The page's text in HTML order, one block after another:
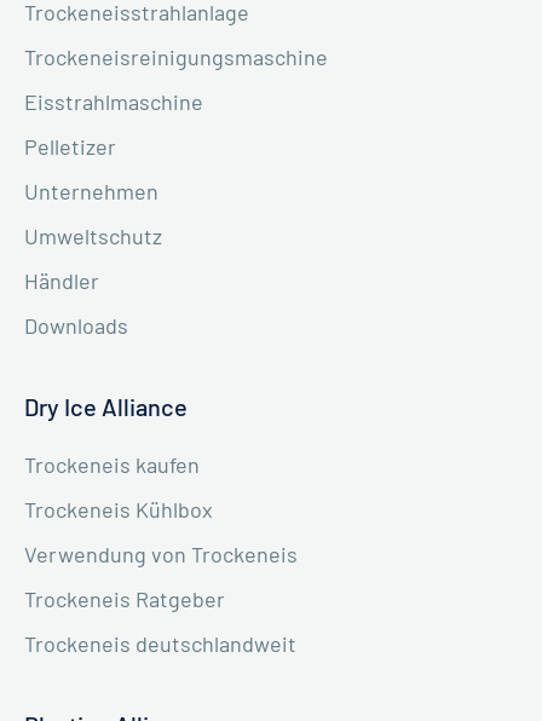
Trockeneisstrahlanlage
Trockeneisreinigungsmaschine
Eisstrahlmaschine
Pelletizer
Unternehmen
Umweltschutz
Händler
Downloads
Dry Ice Alliance
Trockeneis kaufen
Trockeneis Kühlbox
Verwendung von Trockeneis
Trockeneis Ratgeber
Trockeneis deutschlandweit